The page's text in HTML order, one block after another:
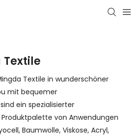
Textile in wunderschöner
mit bequemer
ein spezialisierter
von Anwendungen
Baumwolle, Viskose, Acryl,